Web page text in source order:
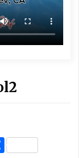
Share